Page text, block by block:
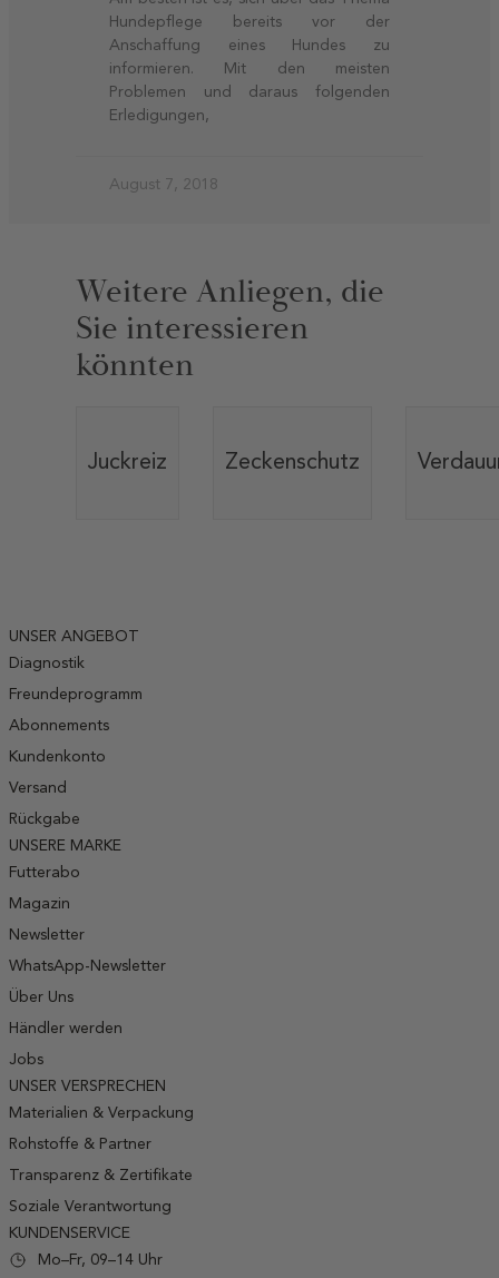
Hundepflege bereits vor der
Anschaffung eines Hundes zu
informieren. Mit den meisten
Problemen und daraus folgenden
Erledigungen,
August 7, 2018
Weitere Anliegen, die
Sie interessieren
könnten
Juckreiz Zeckenschutz
UNSER ANGEBOT
Diagnostik
Freundeprogramm
Abonnements
Kundenkonto
Versand
Rückgabe
UNSERE MARKE
Futterabo
Magazin
Newsletter
WhatsApp-Newsletter
Über Uns
Händler werden
Jobs
UNSER VERSPRECHEN
Materialien & Verpackung
Rohstoffe & Partner
Transparenz & Zertifikate
Soziale Verantwortung
KUNDENSERVICE
Mo–Fr, 09–14 Uhr